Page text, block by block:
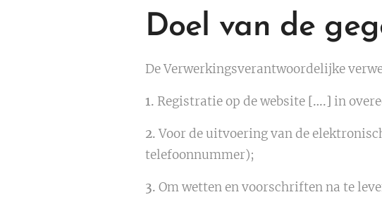
Doel van de
De Verwerkingsverantwoordelijke
1. Registratie op de website [….] in
2.Voor de uitvoering van de
telefoonnummer);
3. Om wetten en voorschriften na te